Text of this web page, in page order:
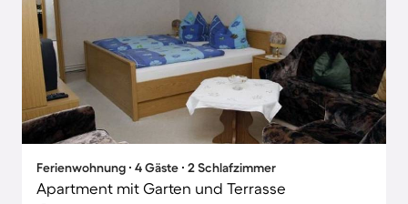
Ferienwohnung ∙ 4 Gäste ∙ 2 Schlafzimmer
Apartment mit Garten und Terrasse